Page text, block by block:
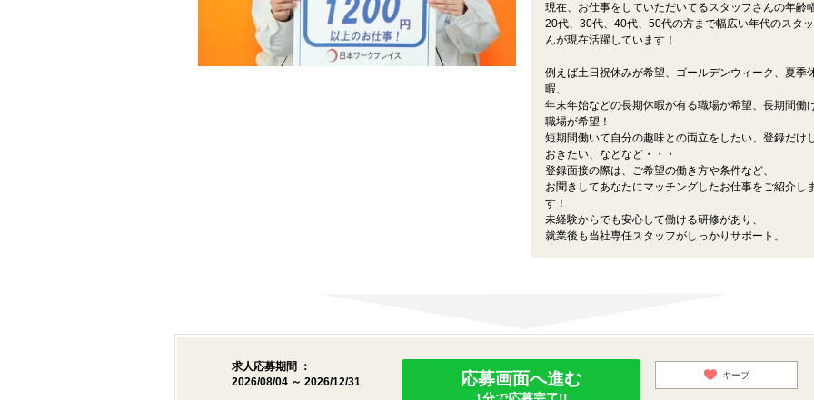
現在、お仕事をしていただいてるスタッフさんの年齢
20代、30代、40代、50代の方まで幅広い年代のスタ
んが現在活躍しています！
例えば土日祝休みが希望、ゴールデンウィーク、夏季
暇、
年末年始などの長期休暇が有る職場が希望、長期間働
職場が希望！
短期間働いて自分の趣味との両立をしたい、登録だけ
おきたい、などなど・・・
登録面接の際は、ご希望の働き方や条件など、
お聞きしてあなたにマッチングしたお仕事をご紹介しま
す！
未経験からでも安心して働ける研修があり、
就業後も当社専任スタッフがしっかりサポート。
求人応募期間 ：
2026/08/04 ～ 2026/12/31
応募画面へ進む キープ